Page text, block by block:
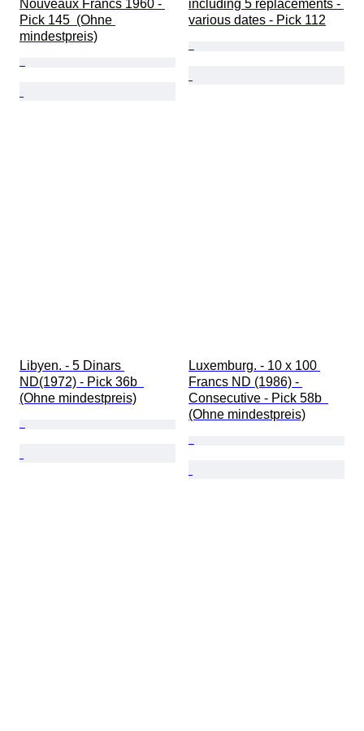
Nouveaux Francs 1960 -
Pick 145  (Ohne
mindestpreis)
including 5 replacements -
various dates - Pick 112
Libyen. - 5 Dinars
ND(1972) - Pick 36b
(Ohne mindestpreis)
Luxemburg. - 10 x 100
Francs ND (1986) -
Consecutive - Pick 58b
(Ohne mindestpreis)